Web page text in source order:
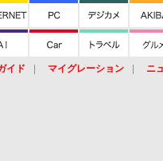
イド マイグレーション ニ